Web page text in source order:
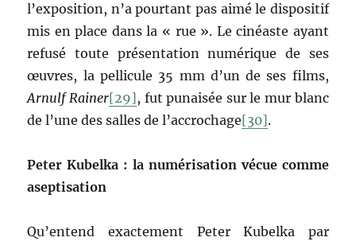
l’exposition, n’a pourtant pas aimé le dispositif
mis en place dans la « rue ». Le cinéaste ayant
refusé toute présentation numérique de ses
œuvres, la pellicule 35 mm d’un de ses films,
Arnulf Rainer[29], fut punaisée sur le mur blanc
de l’une des salles de l’accrochage[30].
Peter Kubelka : la numérisation vécue comme
aseptisation
Qu’entend exactement Peter Kubelka par